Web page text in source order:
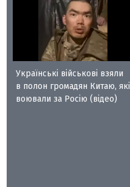
Українські військові взяли
в полон громадян Китаю, які
воювали за Росію (відео)